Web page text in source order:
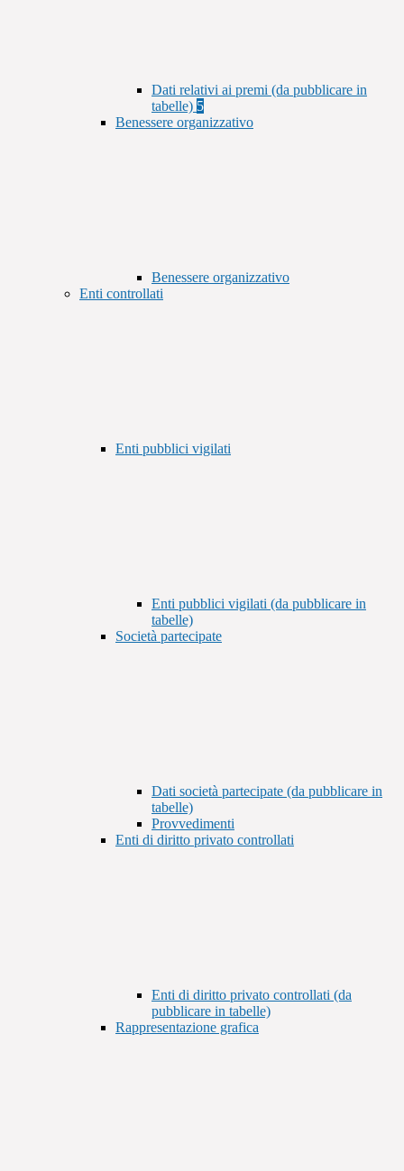
Dati relativi ai premi (da pubblicare in
tabelle) 5
Benessere organizzativo
Benessere organizzativo
Enti controllati
Enti pubblici vigilati
Enti pubblici vigilati (da pubblicare in
tabelle)
Società partecipate
Dati società partecipate (da pubblicare in
tabelle)
Provvedimenti
Enti di diritto privato controllati
Enti di diritto privato controllati (da
pubblicare in tabelle)
Rappresentazione grafica